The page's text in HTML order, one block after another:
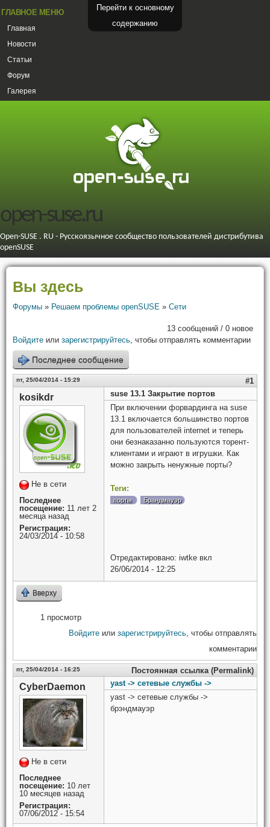
Перейти к основному
содержанию
ГЛАВНОЕ МЕНЮ
Главная
Новости
Статьи
Форум
Галерея
open-suse.ru
Open-SUSE . RU - Русскоязычное сообщество пользователей дистрибутива
openSUSE
Вы здесь
Форумы » Решаем проблемы openSUSE » Сети
13 сообщений / 0 новое
Войдите или зарегистрируйтесь, чтобы отправлять комментарии
Последнее сообщение
пт, 25/04/2014 - 15:29 #1
kosikdr
Не в сети
Последнее
посещение: 11 лет 2
месяца назад
Регистрация:
24/03/2014 - 10:58
suse 13.1 Закрытие портов
При включении форвардинга на suse
13.1 включается большинство портов
для пользователей internet и теперь
они безнаказанно пользуются торент-
клиентами и играют в игрушки. Как
можно закрыть ненужные порты?
Теги:
порты Брандмауэр
Отредактировано: iwtke вкл
26/06/2014 - 12:25
Вверху
1 просмотр
Войдите или зарегистрируйтесь, чтобы отправлять
комментарии
пт, 25/04/2014 - 16:25 Постоянная ссылка (Permalink)
CyberDaemon
Не в сети
Последнее
посещение: 10 лет
10 месяцев назад
Регистрация:
07/06/2012 - 15:54
yast -> сетевые службы ->
yast -> сетевые службы ->
брэндмауэр